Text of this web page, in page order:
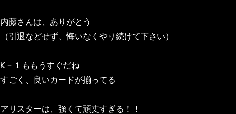
内藤さんは、ありがとう
（引退などせず、悔いなくやり続けて下さい）
K－１ももうすぐだね
すごく、良いカードが揃ってる
アリスターは、強くて頑丈すぎる！！